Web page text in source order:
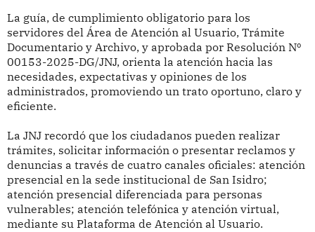
La guía, de cumplimiento obligatorio para los
servidores del Área de Atención al Usuario, Trámite
Documentario y Archivo, y aprobada por Resolución Nº
00153-2025-DG/JNJ, orienta la atención hacia las
necesidades, expectativas y opiniones de los
administrados, promoviendo un trato oportuno, claro y
eficiente.
La JNJ recordó que los ciudadanos pueden realizar
trámites, solicitar información o presentar reclamos y
denuncias a través de cuatro canales oficiales: atención
presencial en la sede institucional de San Isidro;
atención presencial diferenciada para personas
vulnerables; atención telefónica y atención virtual,
mediante su Plataforma de Atención al Usuario.